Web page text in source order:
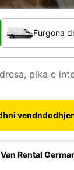
Furgona
Van Rental